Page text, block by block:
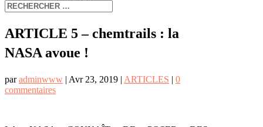
ARTICLE 5 – chemtrails : la
NASA avoue !
paradminwww | Avr 23, 2019 | ARTICLES | 0
commentaires